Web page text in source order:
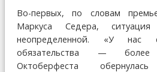
Во-первых, по словам
Маркуса Седера,
неопределенной. «У нас
обязательства —
Октоберфеста